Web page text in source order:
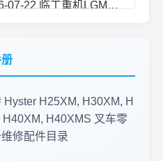
更新 · 2026年7月21日
工程机械资料更新 · 2026年7月16日
Hyster H25XM, H30XM, H
H40XM, H40XMS 叉车零
修配件目录